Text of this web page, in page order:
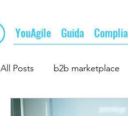
YouAgile Guida
All Posts b2b marketplace
b2b matching fare